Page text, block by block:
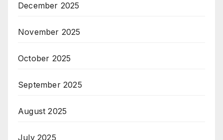
December 2025
November 2025
October 2025
September 2025
August 2025
July 2025